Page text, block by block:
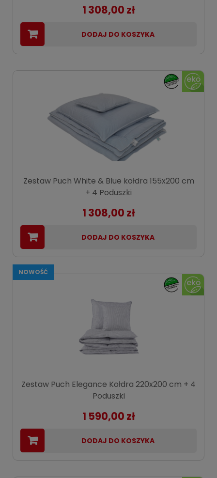
1 308,00 zł
DODAJ DO KOSZYKA
Zestaw Puch White & Blue kołdra 155x200 cm
+ 4 Poduszki
1 308,00 zł
DODAJ DO KOSZYKA
Zestaw Puch Elegance Kołdra 220x200 cm + 4
Poduszki
1 590,00 zł
DODAJ DO KOSZYKA
NOWOŚĆ